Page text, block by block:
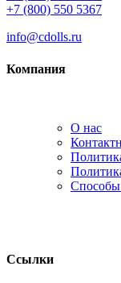
+7 (800) 550 5367
info@cdolls.ru
Компания
О нас
Ссылки